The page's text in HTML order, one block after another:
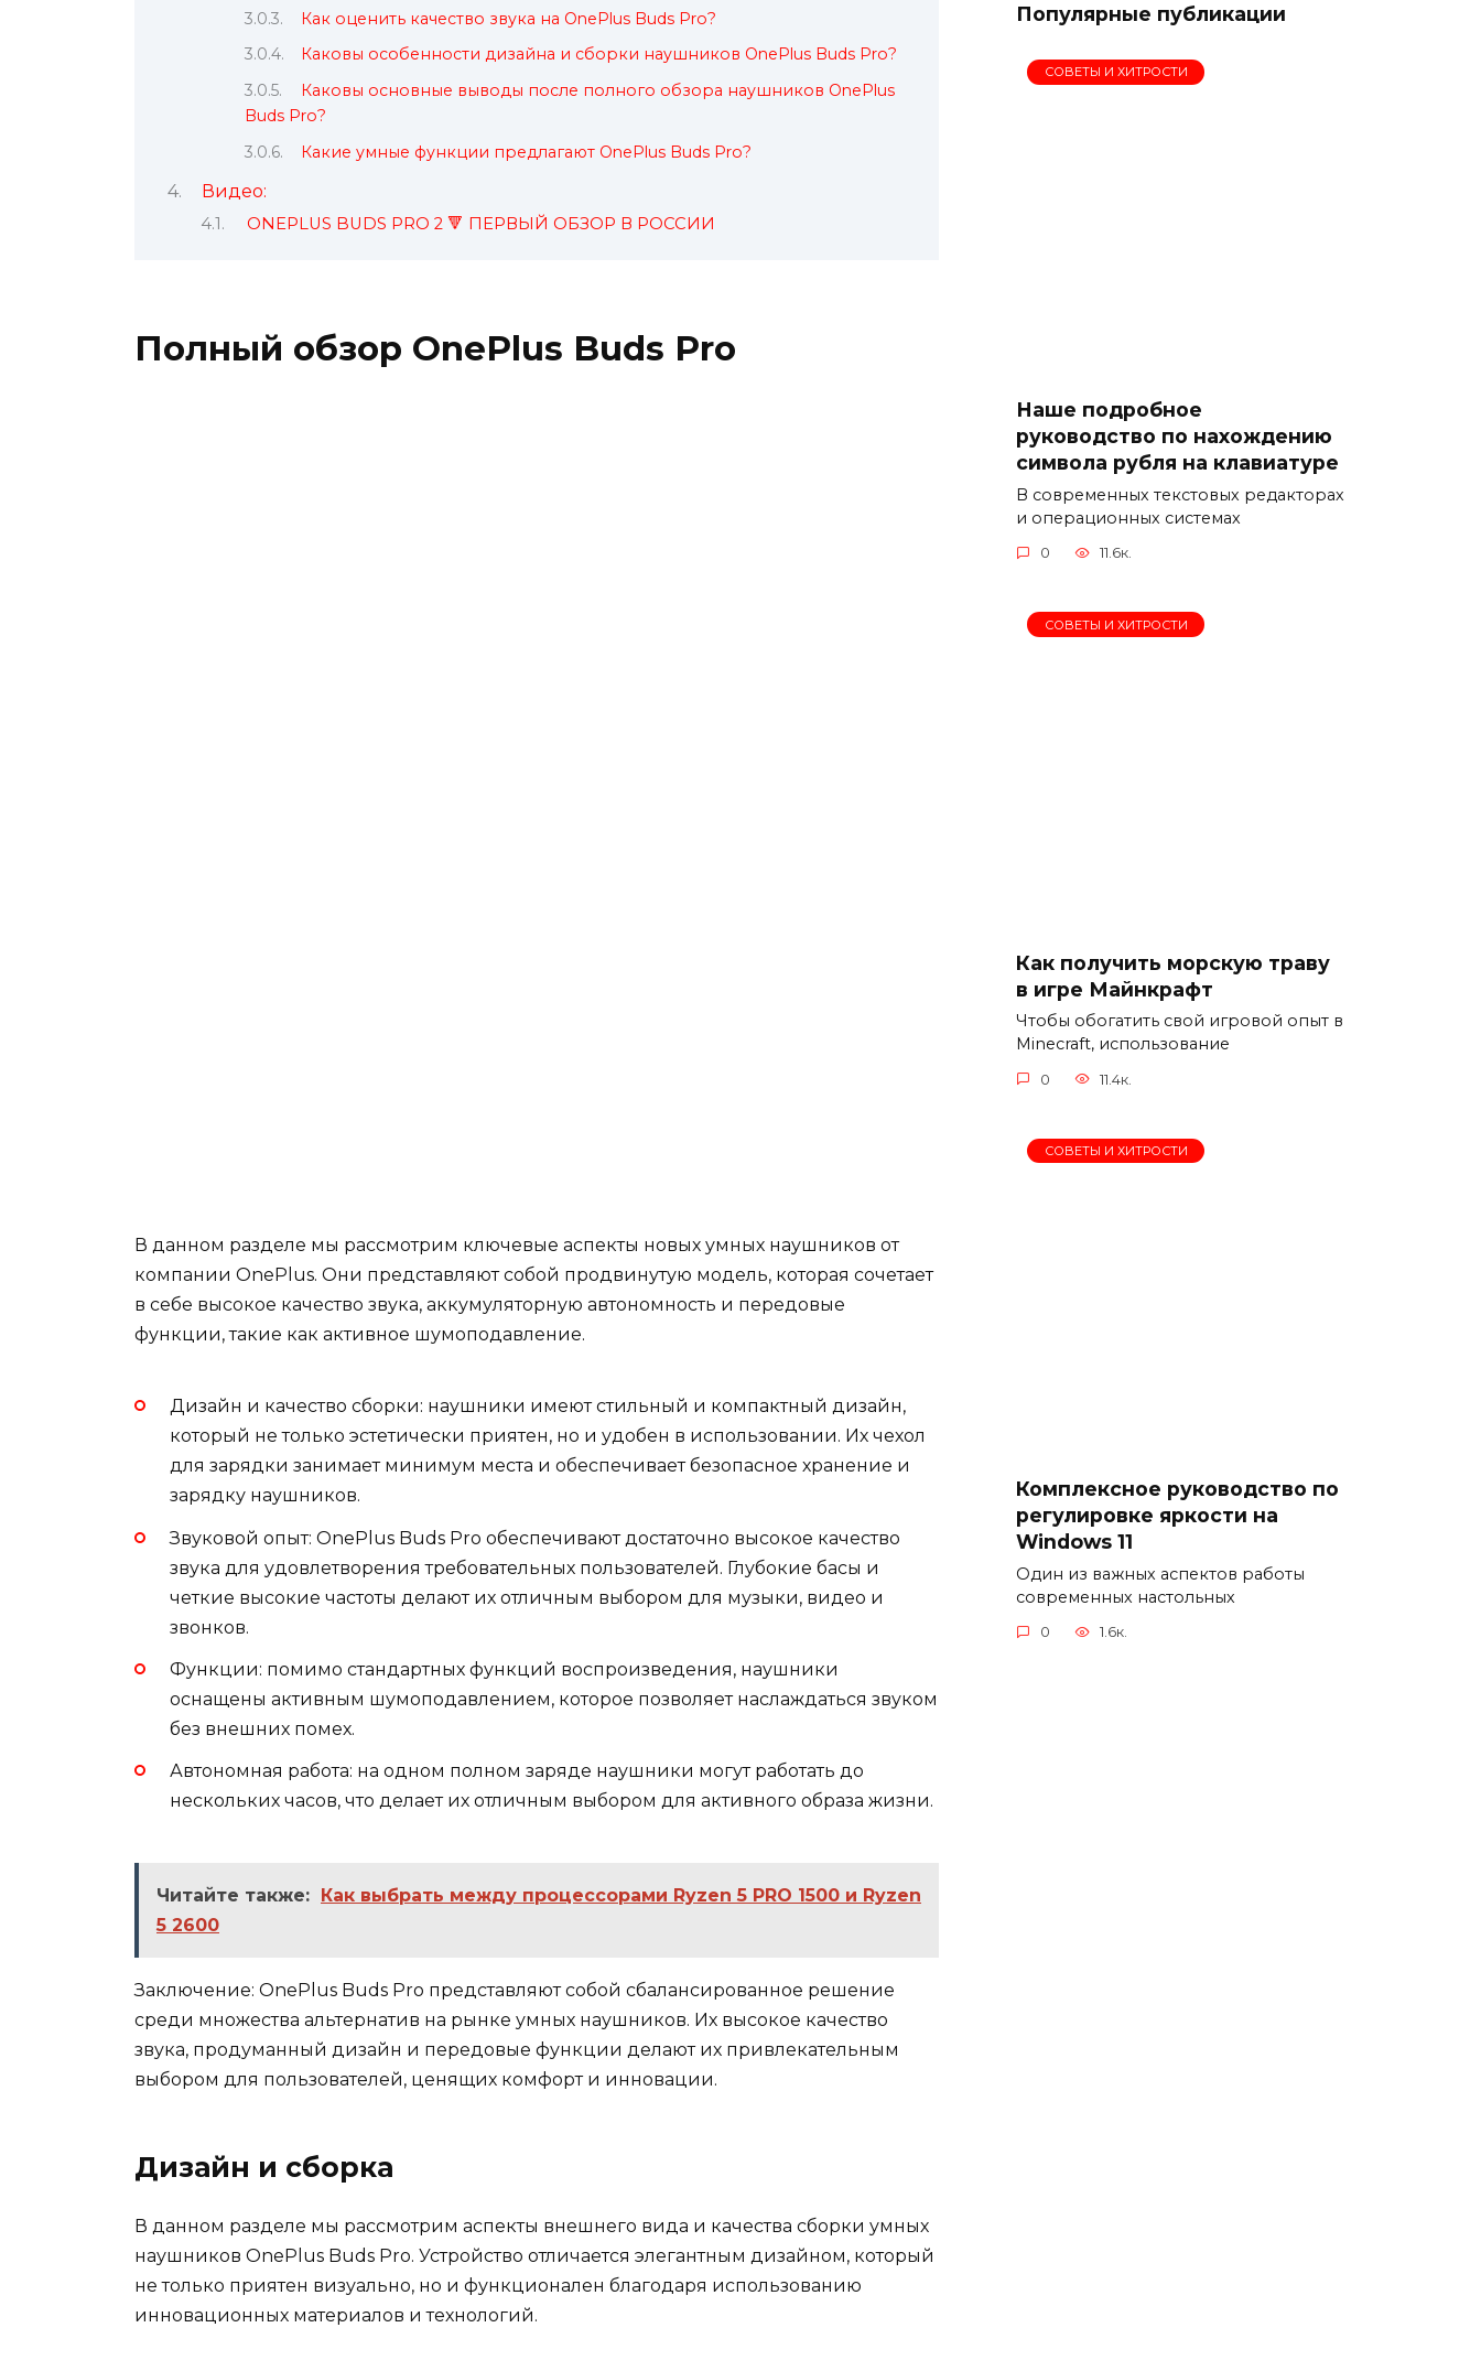
Как оценить качество звука на OnePlus Buds Pro?
Каковы особенности дизайна и сборки наушников OnePlus Buds Pro?
Каковы основные выводы после полного обзора наушников OnePlus
Buds Pro?
Какие умные функции предлагают OnePlus Buds Pro?
Видео:
ONEPLUS BUDS PRO 2 🔻 ПЕРВЫЙ ОБЗОР В РОССИИ
Полный обзор OnePlus Buds Pro
В данном разделе мы рассмотрим ключевые аспекты новых умных наушников от
компании OnePlus. Они представляют собой продвинутую модель, которая сочетает
в себе высокое качество звука, аккумуляторную автономность и передовые
функции, такие как активное шумоподавление.
Дизайн и качество сборки: наушники имеют стильный и компактный дизайн,
который не только эстетически приятен, но и удобен в использовании. Их чехол
для зарядки занимает минимум места и обеспечивает безопасное хранение и
зарядку наушников.
Звуковой опыт: OnePlus Buds Pro обеспечивают достаточно высокое качество
звука для удовлетворения требовательных пользователей. Глубокие басы и
четкие высокие частоты делают их отличным выбором для музыки, видео и
звонков.
Функции: помимо стандартных функций воспроизведения, наушники
оснащены активным шумоподавлением, которое позволяет наслаждаться звуком
без внешних помех.
Автономная работа: на одном полном заряде наушники могут работать до
нескольких часов, что делает их отличным выбором для активного образа жизни.
Читайте также: Как выбрать между процессорами Ryzen 5 PRO 1500 и Ryzen
5 2600
Заключение: OnePlus Buds Pro представляют собой сбалансированное решение
среди множества альтернатив на рынке умных наушников. Их высокое качество
звука, продуманный дизайн и передовые функции делают их привлекательным
выбором для пользователей, ценящих комфорт и инновации.
Дизайн и сборка
В данном разделе мы рассмотрим аспекты внешнего вида и качества сборки умных
наушников OnePlus Buds Pro. Устройство отличается элегантным дизайном, который
не только приятен визуально, но и функционален благодаря использованию
инновационных материалов и технологий.
Популярные публикации
СОВЕТЫ И ХИТРОСТИ
Наше подробное
руководство по нахождению
символа рубля на клавиатуре
В современных текстовых редакторах
и операционных системах
0 11.6к.
СОВЕТЫ И ХИТРОСТИ
Как получить морскую траву
в игре Майнкрафт
Чтобы обогатить свой игровой опыт в
Minecraft, использование
0 11.4к.
СОВЕТЫ И ХИТРОСТИ
Комплексное руководство по
регулировке яркости на
Windows 11
Один из важных аспектов работы
современных настольных
0 1.6к.